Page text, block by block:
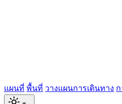
แผนที่ พื้นที่ วางแผนการเดินทาง